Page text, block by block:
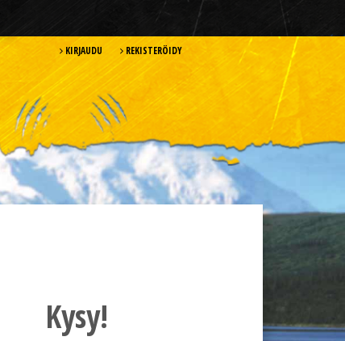
KIRJAUDU REKISTERÖIDY
Kysy!